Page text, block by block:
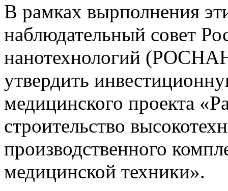
В рамках вырполнения
наблюдательный совет
нанотехнологий
утвердить
медицинского проекта
строительство
производственного
медицинской техники».